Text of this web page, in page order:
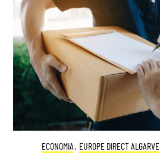
ECONOMIA , EUROPE DIRECT ALGARVE